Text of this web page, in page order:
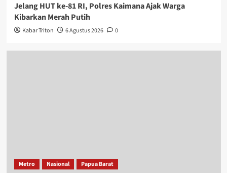
Jelang HUT ke-81 RI, Polres Kaimana Ajak Warga
Kibarkan Merah Putih
Kabar Triton 6 Agustus 2026 0
Metro Nasional Papua Barat